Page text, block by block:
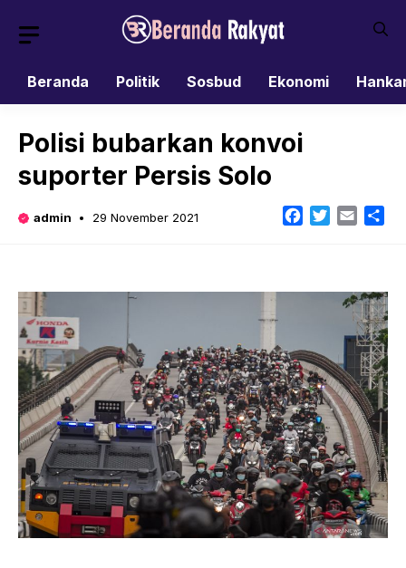
Beranda
Politik Sosbud Ekonomi
Polisi bubarkan konvoi
suporter Persis Solo
admin 29 November 2021 Facebook
TwitterEmail